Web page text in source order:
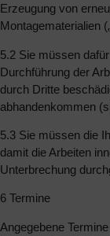
Erzeugung von
Montagematerialien
5.2 Sie müssen
Durchführung der
durch Dritte
abhandenkommen
5.3 Sie müssen die
damit die Arbeiten
Unterbrechung
6 Termine
Angegebene